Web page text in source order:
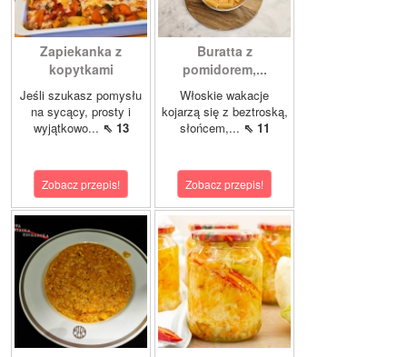
Zapiekanka z
kopytkami
Jeśli szukasz pomysłu
na sycący, prosty i
wyjątkowo... ⇖ 13
Zobacz przepis!
Buratta z
pomidorem,...
Włoskie wakacje
kojarzą się z beztroską,
słońcem,... ⇖ 11
Zobacz przepis!